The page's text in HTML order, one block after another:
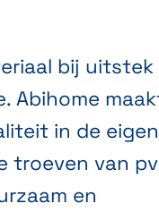
bij uitstek
Abihome
in de eigen
troeven van
en